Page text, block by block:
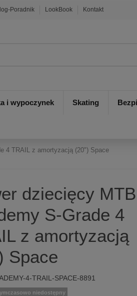
Poradnik LookBook Kontakt
i wypoczynek Skating
4 TRAIL z amortyzacją (20") Space
dziecięcy MTB
S-Grade 4
z amortyzacją
Space
4-TRAIL-SPACE-8891
niedostępny